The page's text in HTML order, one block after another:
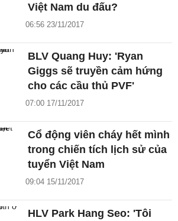
Việt Nam du đấu?
06:56 23/11/2017
BLV Quang Huy: 'Ryan
Giggs sẽ truyền cảm hứng
cho các cầu thủ PVF'
07:00 17/11/2017
Cổ động viên cháy hết mình
trong chiến tích lịch sử của
tuyển Việt Nam
09:04 15/11/2017
HLV Park Hang Seo: 'Tôi